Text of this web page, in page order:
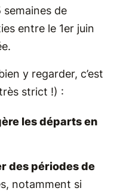
de
entre le 1er juin
y regarder, c’est
strict !) :
les départs en
des périodes de
notamment si